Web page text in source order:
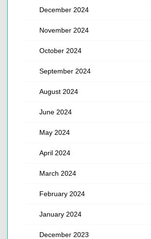
December 2024
November 2024
October 2024
September 2024
August 2024
June 2024
May 2024
April 2024
March 2024
February 2024
January 2024
December 2023